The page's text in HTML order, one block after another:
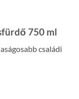
750 ml
családi